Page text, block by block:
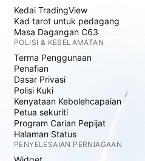
Kedai TradingView
Kad tarot untuk pedagang
Masa Dagangan C63
POLISI & KESELAMATAN
Terma Penggunaan
Penafian
Dasar Privasi
Polisi Kuki
Kenyataan Kebolehcapaian
Petua sekuriti
Program Carian Pepijat
Halaman Status
PENYELESAIAN PERNIAGAAN